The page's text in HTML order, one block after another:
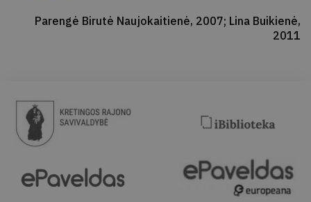
Parengė Birutė Naujokaitienė, 2007; Lina Buikienė,
2011